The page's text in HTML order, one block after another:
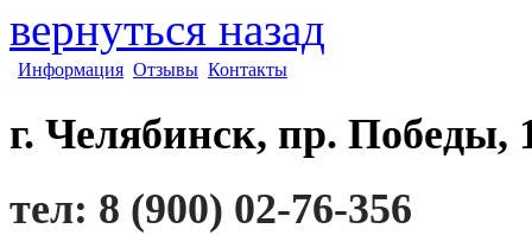
вернуться назад
Информация Отзывы Контакты
г. Челябинск, пр. Победы,
тел: 8 (900) 02-76-356